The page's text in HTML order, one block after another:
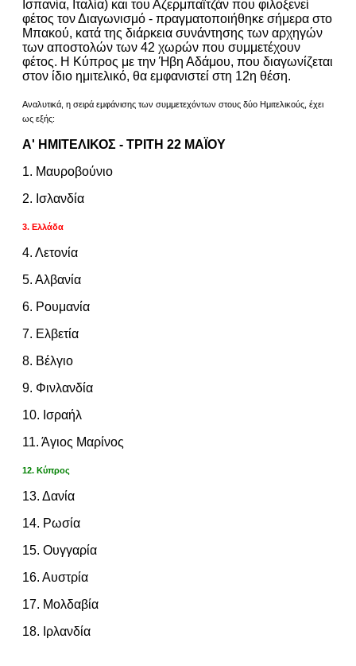
Ισπανία, Ιταλία) και του Αζερμπαϊτζάν που φιλοξενεί
φέτος τον Διαγωνισμό - πραγματοποιήθηκε σήμερα στο
Μπακού, κατά της διάρκεια συνάντησης των αρχηγών
των αποστολών των 42 χωρών που συμμετέχουν
φέτος. Η Κύπρος με την Ήβη Αδάμου, που διαγωνίζεται
στον ίδιο ημιτελικό, θα εμφανιστεί στη 12η θέση.
Αναλυτικά, η σειρά εμφάνισης των συμμετεχόντων στους δύο Ημιτελικούς, έχει
ως εξής:
Α' ΗΜΙΤΕΛΙΚΟΣ - ΤΡΙΤΗ 22 ΜΑΪΟΥ
1. Μαυροβούνιο
2. Ισλανδία
3. Ελλάδα
4. Λετονία
5. Αλβανία
6. Ρουμανία
7. Ελβετία
8. Βέλγιο
9. Φινλανδία
10. Ισραήλ
11. Άγιος Μαρίνος
12. Κύπρος
13. Δανία
14. Ρωσία
15. Ουγγαρία
16. Αυστρία
17. Μολδαβία
18. Ιρλανδία